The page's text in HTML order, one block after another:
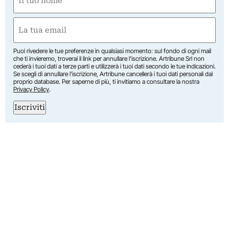
(Required)
First
(Required)
Puoi rivedere le tue preferenze in qualsiasi momento: sul fondo di ogni mail
che ti invieremo, troverai il link per annullare l’iscrizione. Artribune Srl non
cederà i tuoi dati a terze parti e utilizzerà i tuoi dati secondo le tue indicazioni.
Se scegli di annullare l’iscrizione, Artribune cancellerà i tuoi dati personali dal
proprio database. Per saperne di più, ti invitiamo a consultare la nostra
Privacy Policy.
Iscriviti